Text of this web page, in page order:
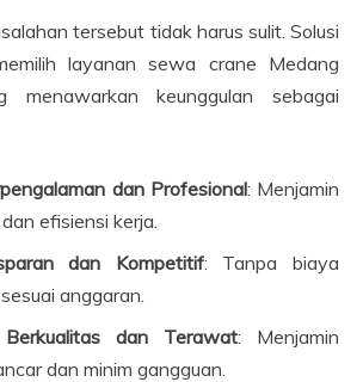
tersebut tidak harus sulit. Solusi
layanan sewa crane Medang
menawarkan keunggulan sebagai
dan Profesional: Menjamin
efisiensi kerja.
dan Kompetitif: Tanpa biaya
anggaran.
dan Terawat: Menjamin
dan minim gangguan.